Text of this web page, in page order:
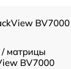
BV7000
матрицы
BV7000